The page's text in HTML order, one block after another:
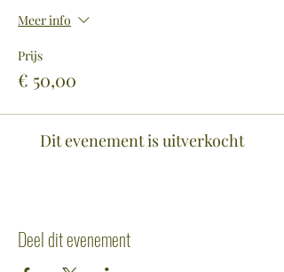
Meer info
Prijs
€ 50,00
Dit evenement is uitverkocht
Deel dit evenement